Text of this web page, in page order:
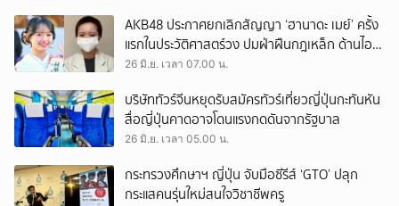
AKB48 ประกาศยกเลิกสัญญา ‘ฮานาดะ เมย์’ ครั้ง
แรกในประวัติศาสตร์วง ปมฝ่าฝืนกฎเหล็ก ด้านไอ
ดอลสาวโต้กลับถูกกดดันให้โกนหัว
26 มิ.ย. เวลา 07.00 น.
บริษัททัวร์จีนหยุดรับสมัครทัวร์เที่ยวญี่ปุ่นกะทันหัน
สื่อญี่ปุ่นคาดอาจโดนแรงกดดันจากรัฐบาล
26 มิ.ย. เวลา 05.00 น.
กระทรวงศึกษาฯ ญี่ปุ่น จับมือซีรีส์ ‘GTO’ ปลุก
กระแสคนรุ่นใหม่สนใจวิชาชีพครู